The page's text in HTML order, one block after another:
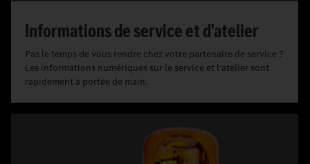
Informations de service et d'atelier
Pas le temps de vous rendre chez votre partenaire de service ?
Les informations numériques sur le service et l'atelier sont
rapidement à portée de main.